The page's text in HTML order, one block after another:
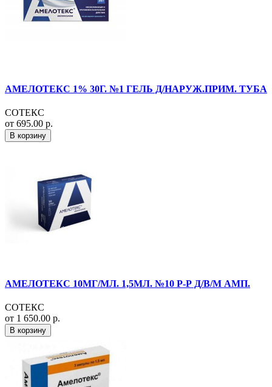
АМЕЛОТЕКС 1% 30Г. №1 ГЕЛЬ Д/НАРУЖ.ПРИМ. ТУБА
СОТЕКС
от 695.00 р.
В корзину
АМЕЛОТЕКС 10МГ/МЛ. 1,5МЛ. №10 Р-Р Д/В/М АМП.
СОТЕКС
от 1 650.00 р.
В корзину